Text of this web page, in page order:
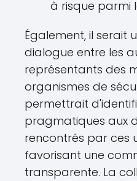
à risque parmi
Également, il serait
dialogue entre les
représentants des
organismes de
permettrait
pragmatiques aux
rencontrés par ces
favorisant une
transparente. La